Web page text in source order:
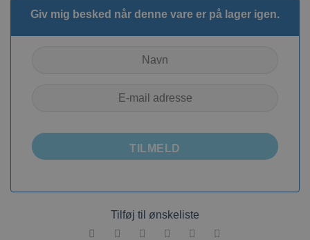
Giv mig besked når denne vare er på lager igen.
TILMELD
Tilføj til ønskeliste